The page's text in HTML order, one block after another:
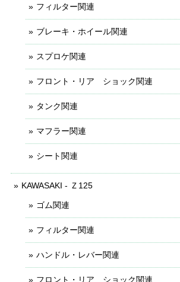
フィルター関連
ブレーキ・ホイール関連
スプロケ関連
フロント・リア ショック関連
タンク関連
マフラー関連
シート関連
KAWASAKI - Ｚ125
ゴム関連
フィルター関連
ハンドル・レバー関連
フロント・リア ショック関連